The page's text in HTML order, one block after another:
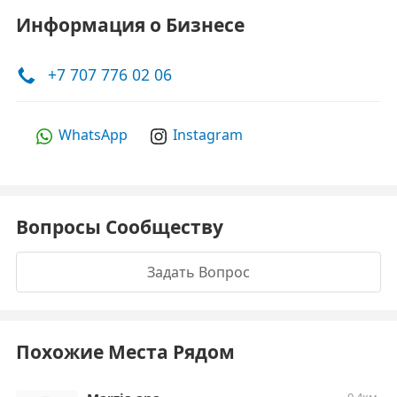
Информация о Бизнесе
+7 707 776 02 06
WhatsApp Instagram
Вопросы Сообществу
Задать Вопрос
Похожие Места Рядом